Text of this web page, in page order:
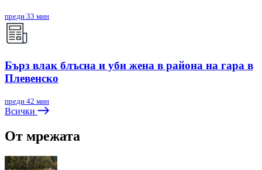
преди 33 мин
Бърз влак блъсна и уби жена в района на гара в
Плевенско
преди 42 мин
Всички
От мрежата